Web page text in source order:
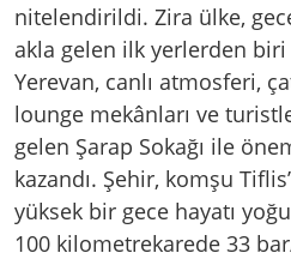
nitelendirildi. Zira ülke,
akla gelen ilk yerlerden
Yerevan, canlı atmosferi,
lounge mekânları ve
gelen Şarap Sokağı ile
kazandı. Şehir, komşu
yüksek bir gece hayatı
100 kilometrekarede 33